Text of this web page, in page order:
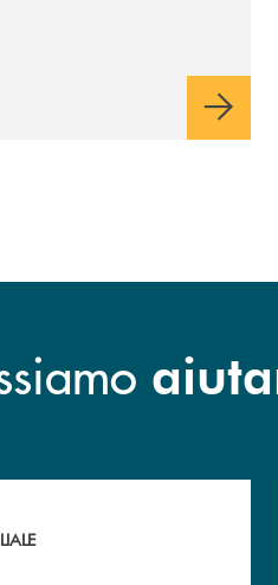
delle filiali